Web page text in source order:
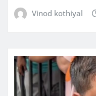
Vinod kothiyal